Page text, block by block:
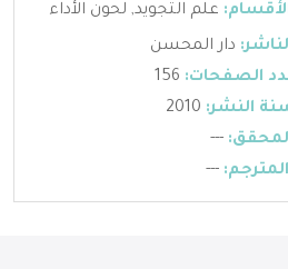
علم التجويد, لحون الأداء
دار المحسن
الصفحات:
النشر:
---
---